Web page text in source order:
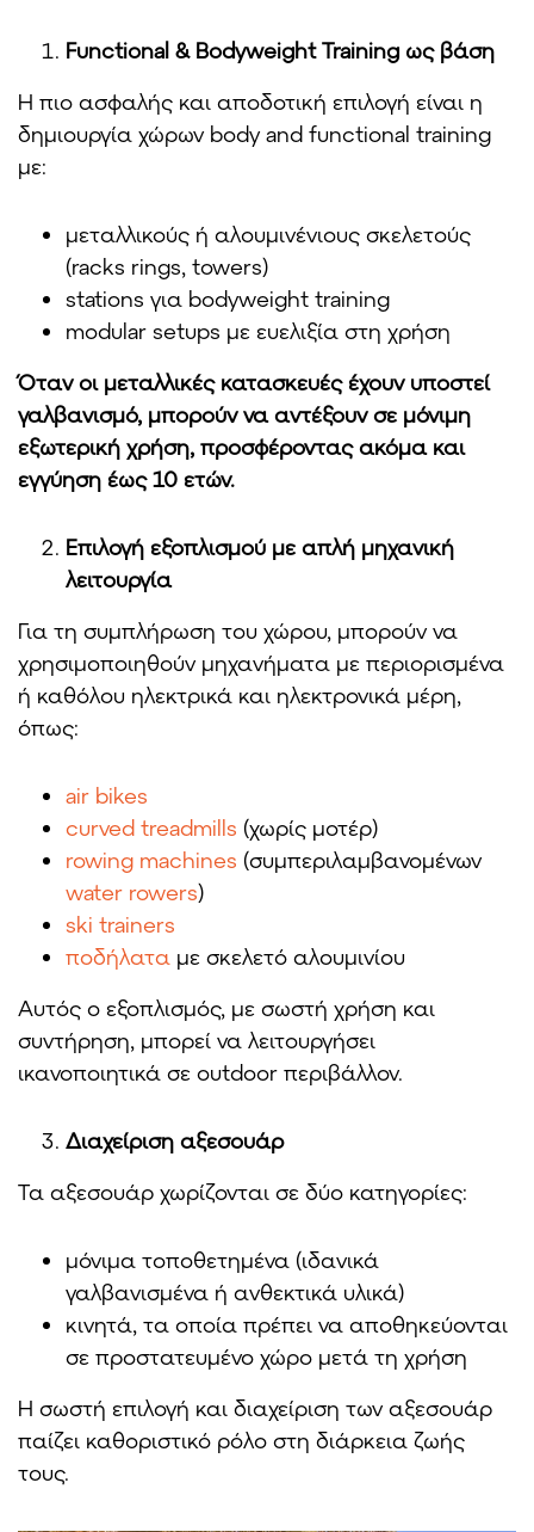
Functional & Bodyweight Training ως βάση
Η πιο ασφαλής και αποδοτική επιλογή είναι η
δημιουργία χώρων body and functional training
με:
μεταλλικούς ή αλουμινένιους σκελετούς
(racks rings, towers)
stations για bodyweight training
modular setups με ευελιξία στη χρήση
Όταν οι μεταλλικές κατασκευές έχουν υποστεί
γαλβανισμό, μπορούν να αντέξουν σε μόνιμη
εξωτερική χρήση, προσφέροντας ακόμα και
εγγύηση έως 10 ετών.
Επιλογή εξοπλισμού με απλή μηχανική
λειτουργία
Για τη συμπλήρωση του χώρου, μπορούν να
χρησιμοποιηθούν μηχανήματα με περιορισμένα
ή καθόλου ηλεκτρικά και ηλεκτρονικά μέρη,
όπως:
air bikes
curved treadmills (χωρίς μοτέρ)
rowing machines (συμπεριλαμβανομένων
water rowers)
ski trainers
ποδήλατα με σκελετό αλουμινίου
Αυτός ο εξοπλισμός, με σωστή χρήση και
συντήρηση, μπορεί να λειτουργήσει
ικανοποιητικά σε outdoor περιβάλλον.
Διαχείριση αξεσουάρ
Τα αξεσουάρ χωρίζονται σε δύο κατηγορίες:
μόνιμα τοποθετημένα (ιδανικά
γαλβανισμένα ή ανθεκτικά υλικά)
κινητά, τα οποία πρέπει να αποθηκεύονται
σε προστατευμένο χώρο μετά τη χρήση
Η σωστή επιλογή και διαχείριση των αξεσουάρ
παίζει καθοριστικό ρόλο στη διάρκεια ζωής
τους.